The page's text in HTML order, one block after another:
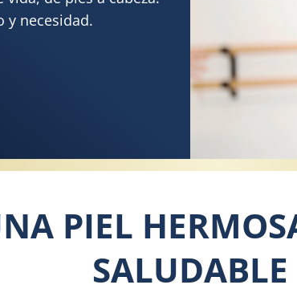
y necesidad.
PIEL
SALUDABLE